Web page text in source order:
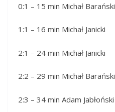
0:1 – 15 min Michał Barański
1:1 – 16 min Michał Janicki
2:1 – 24 min Michał Janicki
2:2 – 29 min Michał Barański
2:3 – 34 min Adam Jabłoński